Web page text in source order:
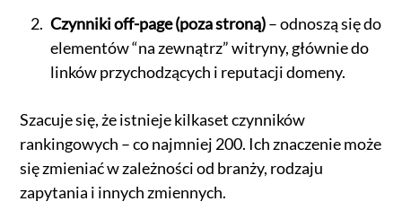
Czynniki off-page (poza stroną)– odnoszą się do
elementów “na zewnątrz” witryny, głównie do
linków przychodzących i reputacji domeny.
Szacuje się, że istnieje kilkaset czynników
rankingowych – co najmniej 200. Ich znaczenie może
się zmieniać w zależności od branży, rodzaju
zapytania i innych zmiennych.